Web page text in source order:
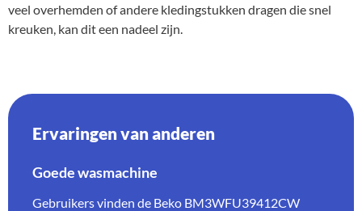
veel overhemden of andere kledingstukken dragen die snel
kreuken, kan dit een nadeel zijn.
Ervaringen van anderen
Goede wasmachine
Gebruikers vinden de Beko BM3WFU39412CW